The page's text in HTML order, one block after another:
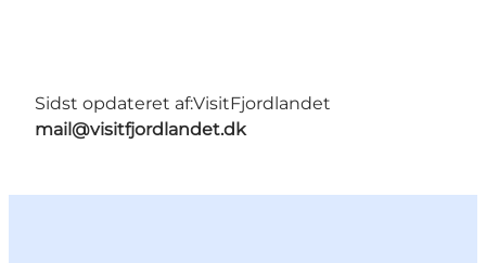
Sidst opdateret af:VisitFjordlandet
mail@visitfjordlandet.dk